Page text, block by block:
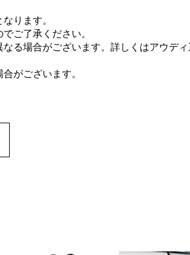
ります。
ご了承ください。
る場合がございます。詳しくはアウディ
がございます。